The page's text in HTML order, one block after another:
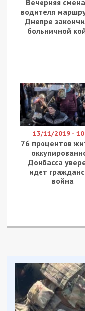
Вечерняя
водителя
Днепре
больничной
13/11/2019 -
76 процентов
Донбасса
идет
война